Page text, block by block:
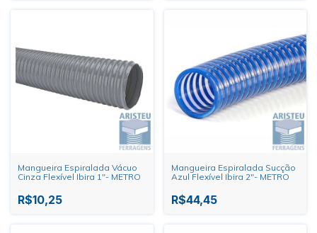
Mangueira Espiralada Vácuo
Cinza Flexível Ibira 1"- METRO
R$10,25
Mangueira Espiralada Sucção
Azul Flexível Ibira 2"- METRO
R$44,45